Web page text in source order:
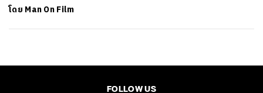
โดย Man On Film
FOLLOW US